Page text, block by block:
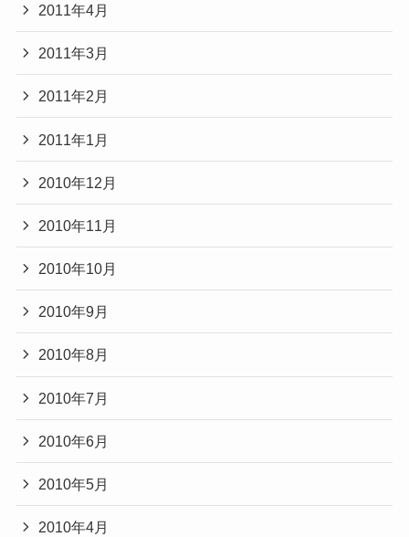
2011年4月
2011年3月
2011年2月
2011年1月
2010年12月
2010年11月
2010年10月
2010年9月
2010年8月
2010年7月
2010年6月
2010年5月
2010年4月